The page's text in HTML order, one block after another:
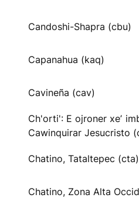
Candoshi-Shapra (cbu)
Capanahua (kaq)
Cavineña (cav)
Ch'orti': E ojroner xeʼ
Cawinquirar Jesucristo
Chatino, Tataltepec (cta)
Chatino, Zona Alta